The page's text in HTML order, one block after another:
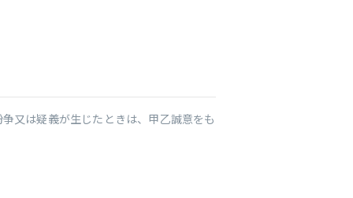
又は疑義が生じたときは、甲乙誠意をも